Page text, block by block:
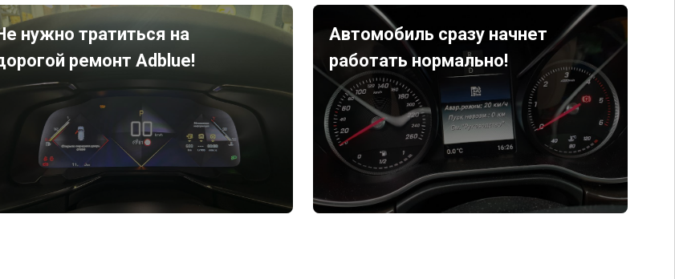
нужно тратиться на
ремонт Adblue!
Автомобиль сразу начнет
работать нормально!